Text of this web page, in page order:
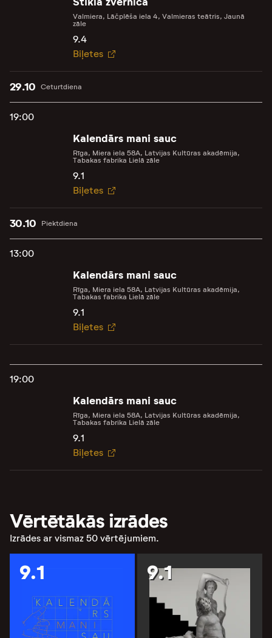
Valmiera, Lāčplēša iela 4, Valmieras teātris, Jaunā
zāle
9.4
Biļetes
Ceturtdiena
29.10
19:00
Kalendārs mani sauc
Rīga, Miera iela 58A, Latvijas Kultūras akadēmija,
Tabakas fabrika Lielā zāle
9.1
Biļetes
Piektdiena
30.10
13:00
Kalendārs mani sauc
Rīga, Miera iela 58A, Latvijas Kultūras akadēmija,
Tabakas fabrika Lielā zāle
9.1
Biļetes
19:00
Kalendārs mani sauc
Rīga, Miera iela 58A, Latvijas Kultūras akadēmija,
Tabakas fabrika Lielā zāle
9.1
Biļetes
Vērtētākās izrādes
Izrādes ar vismaz 50 vērtējumiem.
9.1 9.1